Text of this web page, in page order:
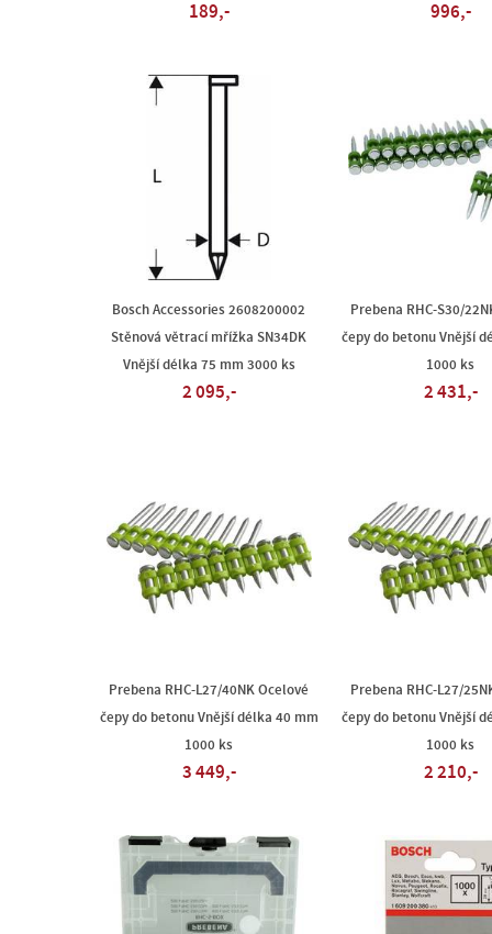
189,- 996,-
Bosch Accessories 2608200002
Stěnová větrací mřížka SN34DK
Vnější délka 75 mm 3000 ks
2 095,-
Prebena RHC-S30/
čepy do betonu Vnější
1000 ks
2 431,-
Prebena RHC-L27/40NK Ocelové
čepy do betonu Vnější délka 40 mm
1000 ks
3 449,-
Prebena RHC-L27/
čepy do betonu Vnější
1000 ks
2 210,-